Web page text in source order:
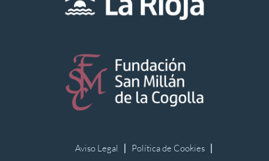
Aviso Legal Política de Cookies